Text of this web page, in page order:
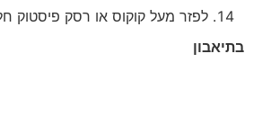
לפזר מעל קוקוס או רסק פיסטוק חלבי
בתיאבון